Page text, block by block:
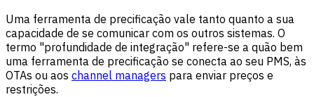
Uma ferramenta de precificação vale tanto quanto a sua
capacidade de se comunicar com os outros sistemas. O
termo "profundidade de integração" refere-se a quão bem
uma ferramenta de precificação se conecta ao seu PMS, às
OTAs ou aos channel managers para enviar preços e
restrições.